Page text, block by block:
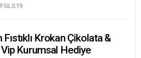
Krokan Çikolata &
Kurumsal Hediye